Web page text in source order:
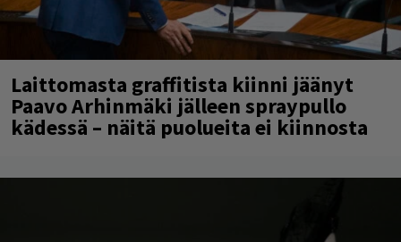
Laittomasta graffitista kiinni jäänyt
Paavo Arhinmäki jälleen spraypullo
kädessä – näitä puolueita ei kiinnosta